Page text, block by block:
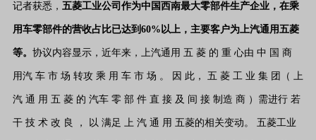
记者获悉， 五菱工业公司作为中国西南最大零部件生产企业，在乘
用车零部件的营收占比已达到60%以上，主要客户为上汽通用五菱
等。 协议内容显示，近年来，上汽通用 五 菱 的 重 心由 中 国 商
用汽 车 市 场 转攻 乘 用 车 市 场 。 因 此， 五 菱 工 业 集 团（ 上
汽 通 用 五 菱 的 汽车 零 部 件 直 接 及 间 接 制造 商 ）需进行 若
干 技 术 改 良 ， 以 满足 上 汽 通 用 五菱的相关变动。 五菱工业